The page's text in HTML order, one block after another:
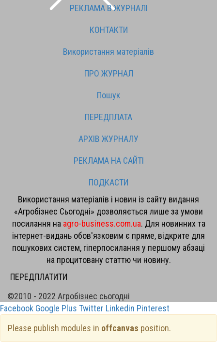
РЕКЛАМА В ЖУРНАЛІ
КОНТАКТИ
Використання матеріалів
ПРО ЖУРНАЛ
Пошук
ПЕРЕДПЛАТА
АРХІВ ЖУРНАЛУ
РЕКЛАМА НА САЙТІ
ПОДКАСТИ
Використання матеріалів і новин із сайту видання
«Агробізнес Сьогодні» дозволяється лише за умови
посилання на agro-business.com.ua. Для новинних та
інтернет-видань обов'язковим є пряме, відкрите для
пошукових систем, гіперпосилання у першому абзаці
на процитовану статтю чи новину.
ПЕРЕДПЛАТИТИ
©2010 - 2022 Агробізнес сьогодні
Facebook Google Plus Twitter Linkedin Pinterest
Please publish modules in offcanvas position.